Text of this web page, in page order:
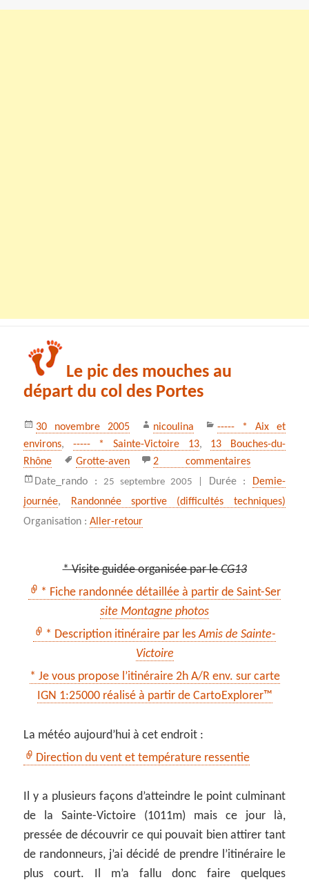
Le pic des mouches au
départ du col des Portes
Publié
le
30 novembre 2005 Auteur
nicoulina Catégories
----- * Aix et
environs, ----- * Sainte-Victoire 13, 13 Bouches-du-
Rhône
Mots-
clés
Grotte-aven 2 commentairessur Le pic
Date_rando : 25 septembre 2005 | Durée :
Demie-
journée,
Randonnée sportive (difficultés techniques)
Organisation :Aller-retour
* Visite guidée organisée par leCG13
* Fiche randonnée détaillée à partir de Saint-Ser
site Montagne photos
* Description itinéraire par lesAmis de Sainte-
Victoire
* Je vous propose l’itinéraire 2h A/R env. sur carte
IGN 1:25000 réalisé à partir de CartoExplorer™
La météo aujourd’hui à cet endroit :
Direction du vent et température ressentie
Il y a plusieurs façons d’atteindre le point culminant
de la Sainte-Victoire (1011m) mais ce jour là,
pressée de découvrir ce qui pouvait bien attirer tant
de randonneurs, j’ai décidé de prendre l’itinéraire le
plus court. Il m’a fallu donc faire quelques